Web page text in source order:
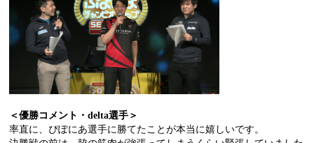
＜優勝コメント・delta選手＞
率直に、ぴぽにあ選手に勝てたことが本当に嬉しいです。